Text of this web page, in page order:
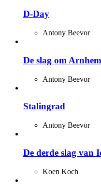
D-Day
Antony Beevor
De slag om Arnhem
Antony Beevor
Stalingrad
Antony Beevor
De derde slag van
Koen Koch